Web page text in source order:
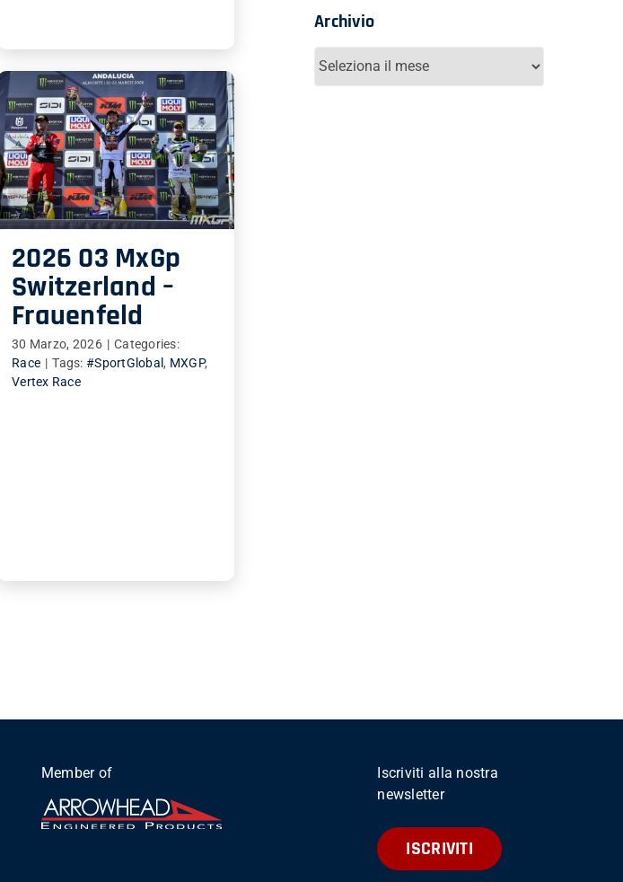
2026 03 MxGp
Switzerland –
Frauenfeld
30 Marzo, 2026 | Categories:
Race | Tags: #SportGlobal , MXGP,
Vertex Race
Archivio
Archivio
Member of
Iscriviti alla nostra
newsletter
ISCRIVITI